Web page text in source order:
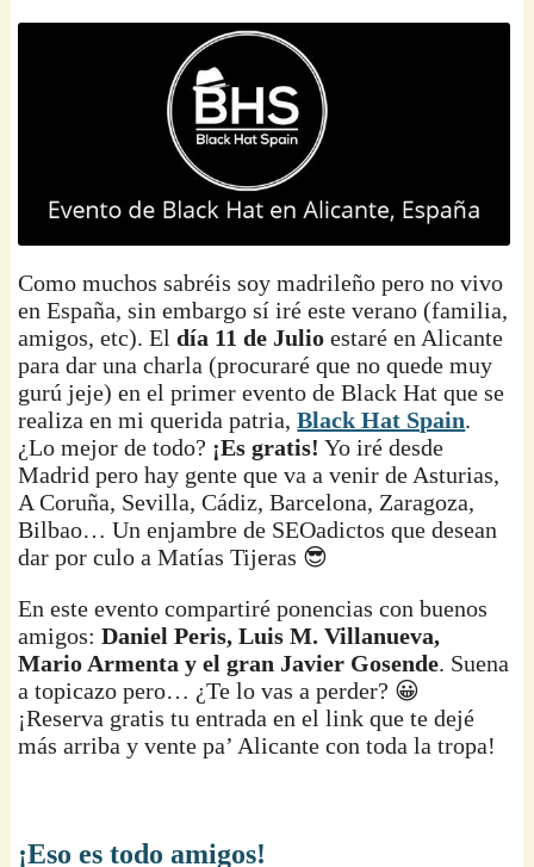
Como muchos sabréis soy madrileño pero no vivo
en España, sin embargo sí iré este verano (familia,
amigos, etc). Eldía 11 de Julio estaré en Alicante
para dar una charla (procuraré que no quede muy
gurú jeje) en el primer evento de Black Hat que se
realiza en mi querida patria,Black Hat Spain.
¿Lo mejor de todo? ¡Es gratis! Yo iré desde
Madrid pero hay gente que va a venir de Asturias,
A Coruña, Sevilla, Cádiz, Barcelona, Zaragoza,
Bilbao… Un enjambre de SEOadictos que desean
dar por culo a Matías Tijeras 😎
En este evento compartiré ponencias con buenos
amigos:Daniel Peris, Luis M. Villanueva,
Mario Armenta y el gran Javier Gosende. Suena
a topicazo pero… ¿Te lo vas a perder? 😀
¡Reserva gratis tu entrada en el link que te dejé
más arriba y vente pa’ Alicante con toda la tropa!
¡Eso es todo amigos!